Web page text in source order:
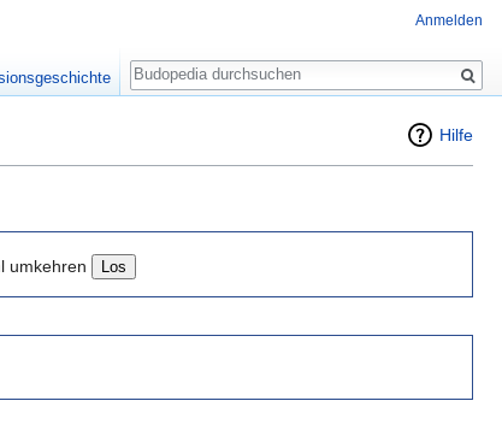
Hilfe
umkehren
Anmelden
Suche